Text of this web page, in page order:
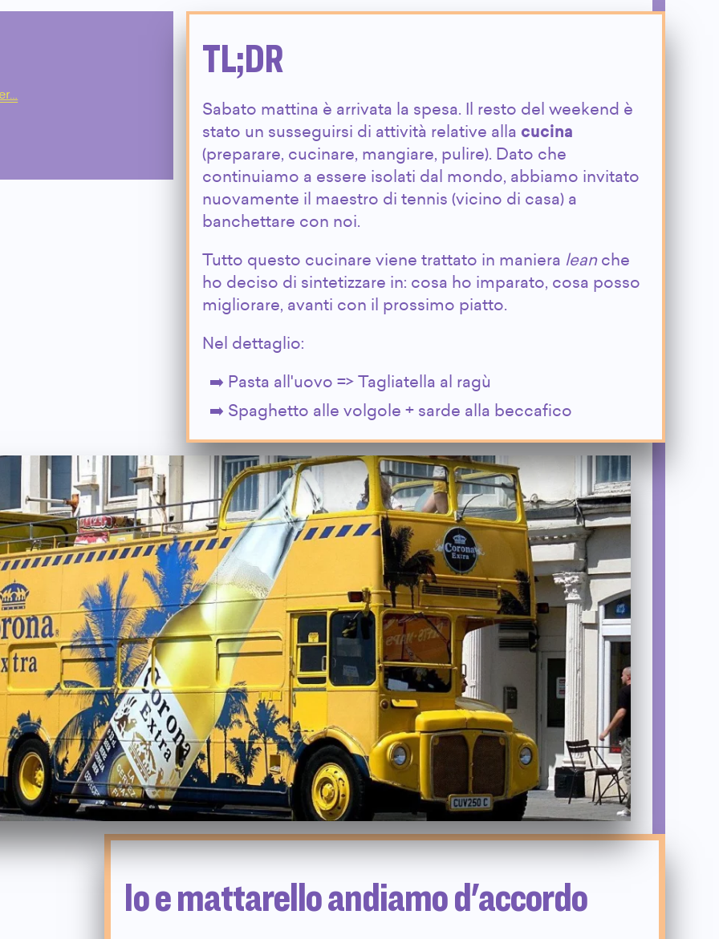
TL;DR
Sabato mattina è arrivata la spesa. Il resto del weekend è
stato un susseguirsi di attività relative alla cucina
(preparare, cucinare, mangiare, pulire). Dato che
continuiamo a essere isolati dal mondo, abbiamo invitato
nuovamente il maestro di tennis (vicino di casa) a
banchettare con noi.
Tutto questo cucinare viene trattato in maniera leanche
ho deciso di sintetizzare in: cosa ho imparato, cosa posso
migliorare, avanti con il prossimo piatto.
Nel dettaglio:
Pasta all'uovo => Tagliatella al ragù
Spaghetto alle volgole + sarde alla beccafico
Io e mattarello andiamo d'accordo